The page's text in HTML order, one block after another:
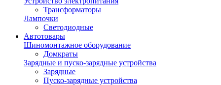
Трансформаторы
Лампочки
Светодиодные
Автотовары
Шиномонтажное оборудование
Домкраты
Зарядные и пуско-зарядные устройства
Зарядные
Пуско-зарядные устройства